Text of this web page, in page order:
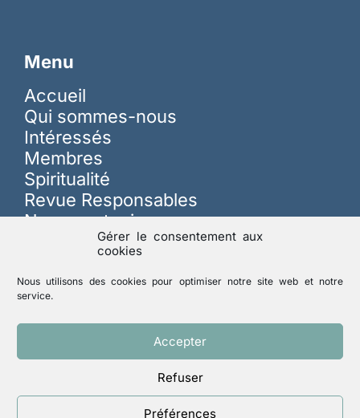
Gérer le consentement aux
cookies
Nous utilisons des cookies pour optimiser notre site web et notre
service.
Accepter
Refuser
Préférences
Menu
Accueil
Qui sommes-nous
Intéressés
Membres
Spiritualité
Revue Responsables
Nous soutenir
Lutte contre les abus
Mentions légales
Politique de confidentialité